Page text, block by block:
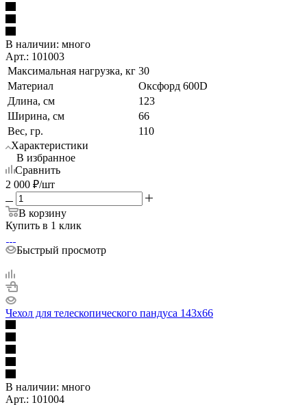
В наличии: много
Арт.: 101003
Максимальная нагрузка, кг 30
Материал
Оксфорд 600D
Длина, см
123
Ширина, см
66
Вес, гр.
110
Характеристики
В избранное
Сравнить
2 000 ₽/шт
В корзину
Купить в 1 клик
Быстрый просмотр
Чехол для телескопического пандуса 143x66
В наличии: много
Арт.: 101004